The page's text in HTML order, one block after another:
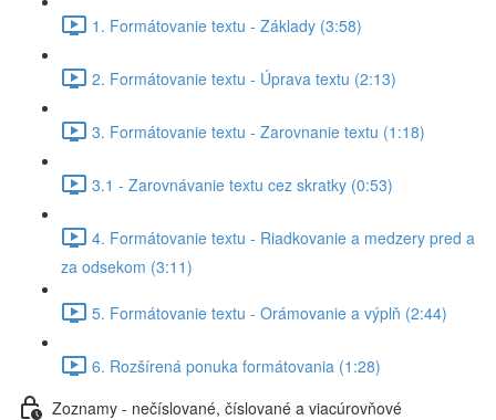
1. Formátovanie textu - Základy (3:58)
2. Formátovanie textu - Úprava textu (2:13)
3. Formátovanie textu - Zarovnanie textu (1:18)
3.1 - Zarovnávanie textu cez skratky (0:53)
4. Formátovanie textu - Riadkovanie a medzery pred a
za odsekom (3:11)
5. Formátovanie textu - Orámovanie a výplň (2:44)
6. Rozšírená ponuka formátovania (1:28)
Zoznamy - nečíslované, číslované a viacúrovňové